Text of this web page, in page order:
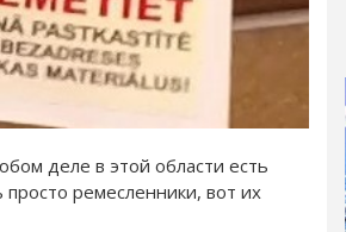
деле в этой области есть
ремесленники, вот их